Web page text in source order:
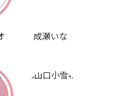
成瀬いな